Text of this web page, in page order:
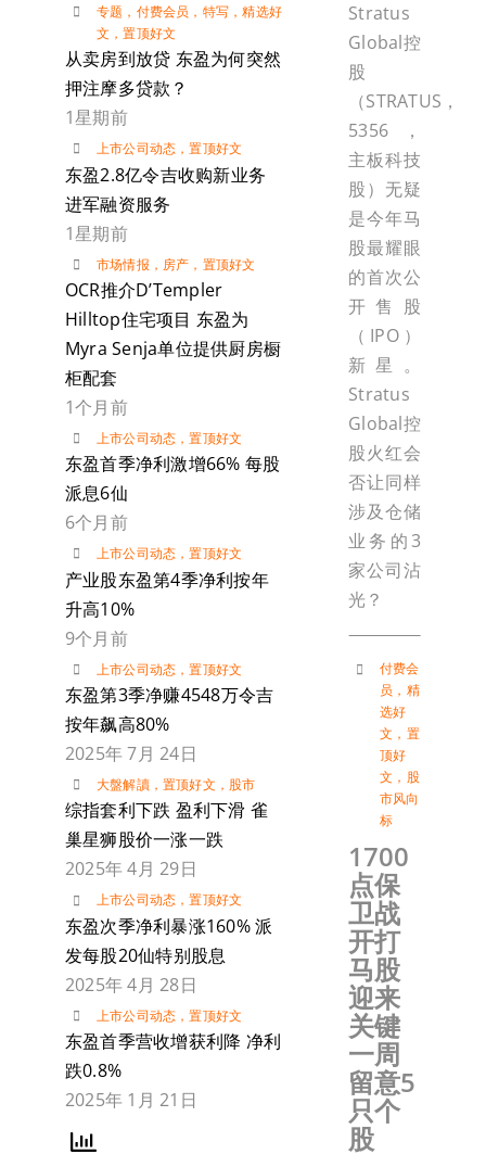
专题 ， 付费会员 ， 特写 ，精选好
文 ，置顶好文
从卖房到放贷 东盈为何突然
押注摩多贷款？
1星期前
上市公司动态 ，置顶好文
东盈2.8亿令吉收购新业务
进军融资服务
1星期前
市场情报 ， 房产 ， 置顶好文
OCR推介D’Templer
Hilltop住宅项目 东盈为
Myra Senja单位提供厨房橱
柜配套
1个月前
上市公司动态 ，置顶好文
东盈首季净利激增66% 每股
派息6仙
6个月前
上市公司动态 ，置顶好文
产业股东盈第4季净利按年
升高10%
9个月前
上市公司动态 ，置顶好文
东盈第3季净赚4548万令吉
按年飙高80%
2025年 7月 24日
大盤解讀， 置顶好文 ， 股市
综指套利下跌 盈利下滑 雀
巢星狮股价一涨一跌
2025年 4月 29日
上市公司动态 ，置顶好文
东盈次季净利暴涨160% 派
发每股20仙特别股息
2025年 4月 28日
上市公司动态 ，置顶好文
东盈首季营收增获利降 净利
跌0.8%
2025年 1月 21日
Stratus
Global控
股
（STRATUS，
5356，
主板科技
股）无疑
是今年马
股最耀眼
的首次公
开售股
（IPO）
新星。
Stratus
Global控
股火红会
否让同样
涉及仓储
业务的3
家公司沾
光？
付费会
员 ， 精
选好
文 ， 置
顶好
文 ， 股
市风向
标
1700
点保
卫战
开打
马股
迎来
关键
一周
留意5
只个
股